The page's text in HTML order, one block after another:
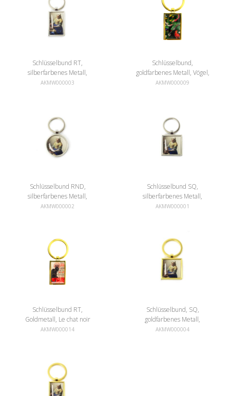
Schlüsselbund RT,
silberfarbenes Metall,
Milchmädchen Vermeer
AKMW000003
Schlüsselbund,
goldfarbenes Metall, Vögel,
Teylers Museum
AKMW000009
Schlüsselbund RND,
silberfarbenes Metall,
Milchmädchen Vermeer
AKMW000002
Schlüsselbund SQ,
silberfarbenes Metall,
Milchmädchen Vermeer
AKMW000001
Schlüsselbund RT,
Goldmetall, Le chat noir
AKMW000014
Schlüsselbund, SQ,
goldfarbenes Metall,
Milchmädchen Vermeer
AKMW000004